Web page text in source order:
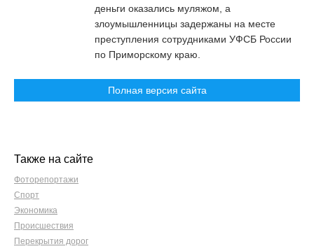
деньги оказались муляжом, а
злоумышленницы задержаны на месте
преступления сотрудниками УФСБ России
по Приморскому краю.
Полная версия сайта
Также на сайте
Фоторепортажи
Спорт
Экономика
Происшествия
Перекрытия дорог